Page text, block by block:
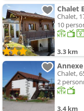
Chalet
Chalet,
10
3.3 km
Chalet,
2
3.4 km